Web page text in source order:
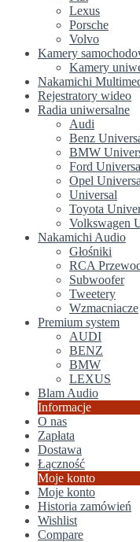
Lexus
Porsche
Volvo
Kamery
Kamery
Nakamichi
Rejestratory wideo
Radia uniwersalne
Audi
Benz
BMW
Ford
Opel
Universal
Toyota
Volkswagen
Nakamichi Audio
Głośniki
RCA
Subwoofer
Tweetery
Wzmacniacze
Premium system
AUDI
BENZ
BMW
LEXUS
Blam Audio
Informacje
O nas
Zapłata
Dostawa
Łączność
Moje konto
Moje konto
Historia zamówień
Wishlist
Compare